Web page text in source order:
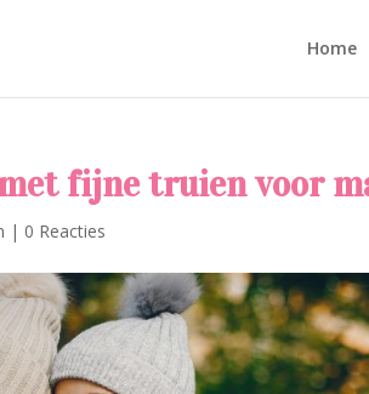
Home
fijne truien voor
| 0 Reacties